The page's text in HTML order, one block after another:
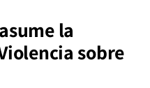
la
sobre